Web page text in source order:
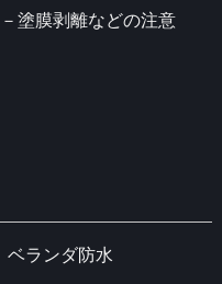
塗膜剥離などの注意
ベランダ防水